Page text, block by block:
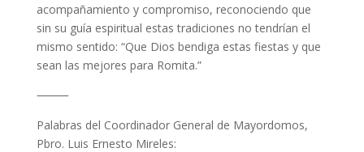
acompañamiento y compromiso, reconociendo que
sin su guía espiritual estas tradiciones no tendrían el
mismo sentido: “Que Dios bendiga estas fiestas y que
sean las mejores para Romita.”
⸻
Palabras del Coordinador General de Mayordomos,
Pbro. Luis Ernesto Mireles: